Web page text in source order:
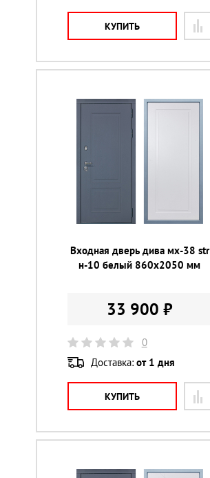
КУПИТЬ
Входная дверь дива мх-38 str
н-10 белый 860х2050 мм
33 900 ₽
0
Доставка: от 1 дня
КУПИТЬ